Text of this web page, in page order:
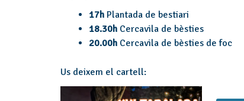
17h Plantada de bestiari
18.30h Cercavila de bèsties
20.00h Cercavila de bèsties de foc
Us deixem el cartell: